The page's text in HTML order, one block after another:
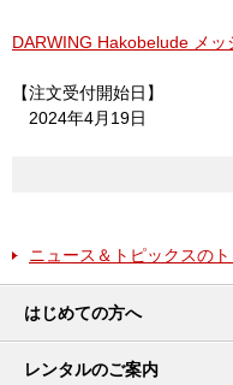
DARWING Hakobelude メッ
【注文受付開始日】
2024年4月19日
ニュース＆トピックスの
はじめての方へ
レンタルのご案内